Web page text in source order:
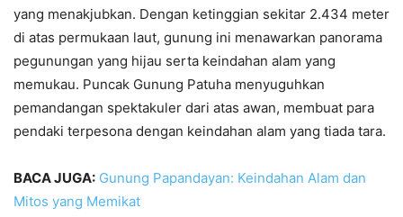
yang menakjubkan. Dengan ketinggian sekitar 2.434 meter
di atas permukaan laut, gunung ini menawarkan panorama
pegunungan yang hijau serta keindahan alam yang
memukau. Puncak Gunung Patuha menyuguhkan
pemandangan spektakuler dari atas awan, membuat para
pendaki terpesona dengan keindahan alam yang tiada tara.
BACA JUGA: Gunung Papandayan: Keindahan Alam dan
Mitos yang Memikat